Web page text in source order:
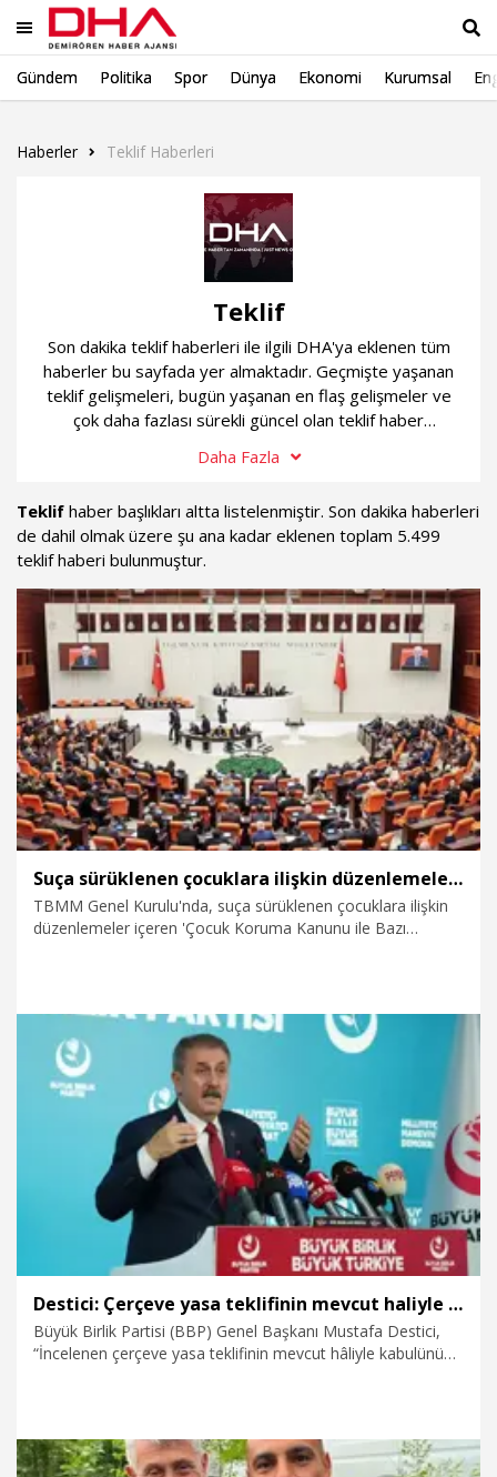
Gündem Politika Spor Dünya Ekonomi Kurumsal
Haberler Teklif Haberleri
Teklif
Son dakika teklif haberleri ile ilgili DHA'ya eklenen tüm
haberler bu sayfada yer almaktadır. Geçmişte yaşanan
teklif gelişmeleri, bugün yaşanan en flaş gelişmeler ve
çok daha fazlası sürekli güncel olan teklif haber
Daha Fazla
Teklif haber başlıkları altta listelenmiştir. Son dakika haberleri
de dahil olmak üzere şu ana kadar eklenen toplam 5.499
teklif haberi bulunmuştur.
Suça sürüklenen çocuklara ilişkin düzenlemeleri içeren kanun teklifi, TBMM Genel Kurulu'nda kabul edildi
TBMM Genel Kurulu'nda, suça sürüklenen çocuklara ilişkin
düzenlemeler içeren 'Çocuk Koruma Kanunu ile Bazı
8.08.2026 Politika
Destici: Çerçeve yasa teklifinin mevcut haliyle kabulünü doğru bulmuyoruz
Büyük Birlik Partisi (BBP) Genel Başkanı Mustafa Destici,
“İncelenen çerçeve yasa teklifinin mevcut hâliyle kabulünü
örgütünü hukukun ve devletin karşısında tamamen çaresiz
bırakmaktan ve yok etmekten geçer” dedi.